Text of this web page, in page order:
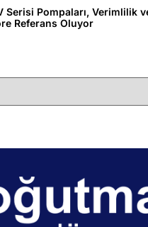
Serisi Pompaları, Verimlilik
Referans Oluyor